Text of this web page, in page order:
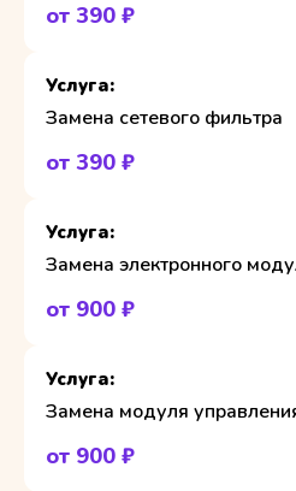
от 390 ₽
Замена сетевого фильтра
от 390 ₽
Замена электронного
от 900 ₽
Замена модуля
от 900 ₽